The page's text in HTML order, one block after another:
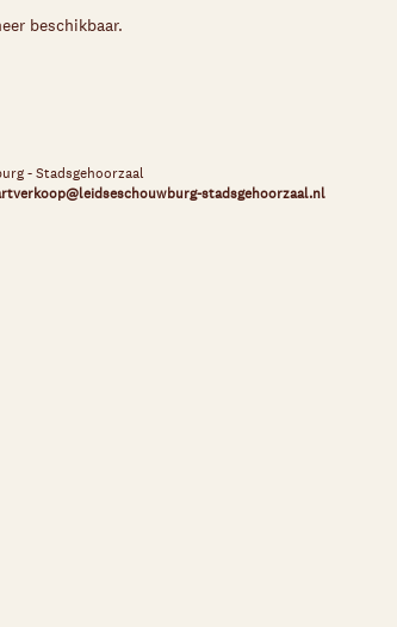
beschikbaar.
- Stadsgehoorzaal
stadsgehoorzaal.nl